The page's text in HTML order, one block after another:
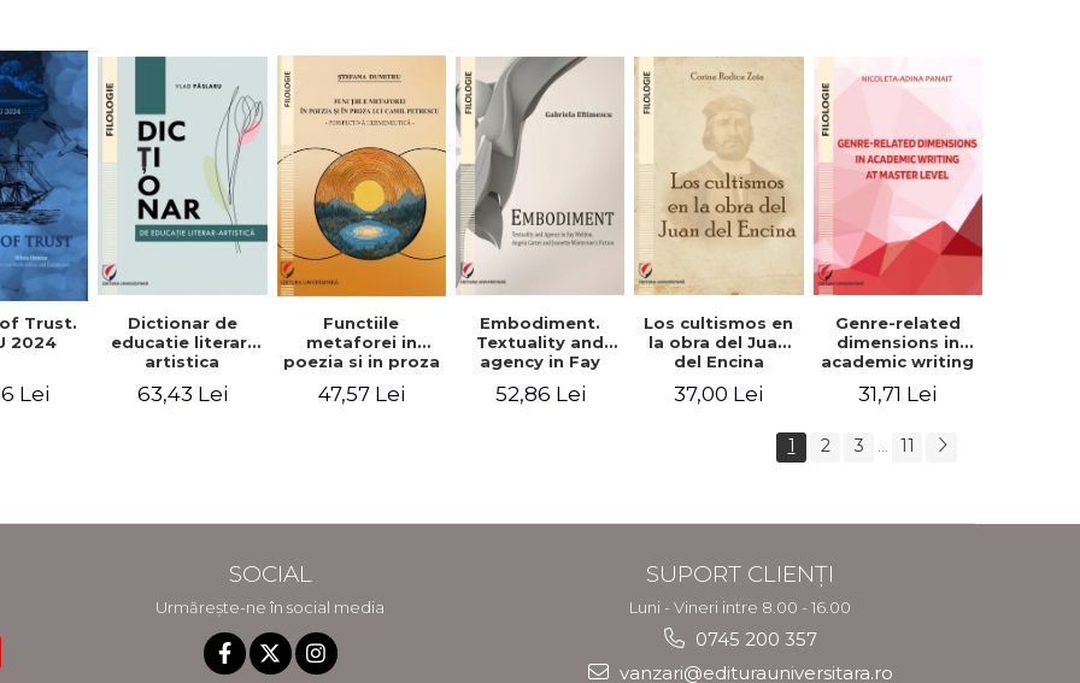
Trust.
2024
Lei
Dictionar de
educatie literar-
artistica
63,43 Lei
Functiile
metaforei in
poezia si in proza
Petrescu.
47,57 Lei
Embodiment.
Textuality and
agency in Fay
Carter and
52,86 Lei
Los cultismos en
la obra del Juan
del Encina
37,00 Lei
Genre-related
dimensions in
academic writing
Nicoleta-Adina
31,71 Lei
1 2 3 11
SOCIAL
Urmărește-ne în social media
SUPORT CLIENȚI
Luni - Vineri intre 8.00 - 16.00
0745 200 357
vanzari@editurauniversitara.ro